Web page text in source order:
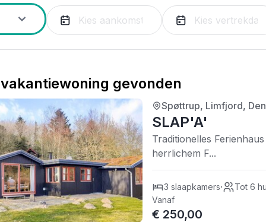
vakantiewoning gevonden
3/5 | 0 recensies
Spøttrup, Limfjord,
SLAP'A'
Traditionelles
herrlichem F...
3 slaapkamers·
Tot 6
Vanaf
€ 250,00